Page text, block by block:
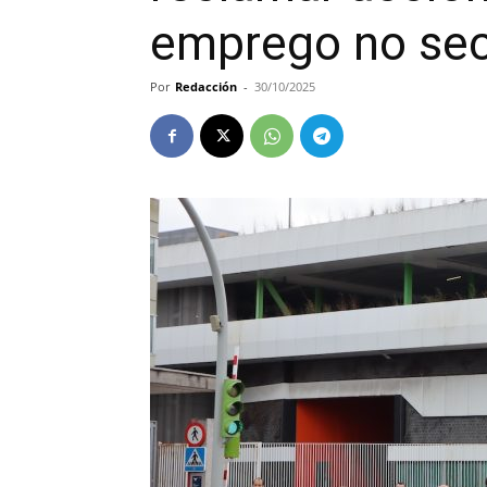
emprego no
Por Redacción - 30/10/2025